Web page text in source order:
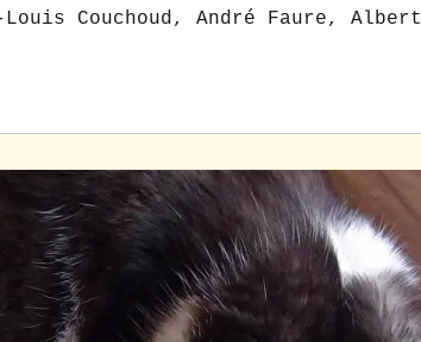
Couchoud, André Faure, Albert